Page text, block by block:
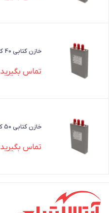
خازن کتابی 40 کیلووار پارس فانال PFCA-SMB45
تماس بگیرید
خازن کتابی 50 کیلووار پارس فانال PFCA-SMB45
تماس بگیرید